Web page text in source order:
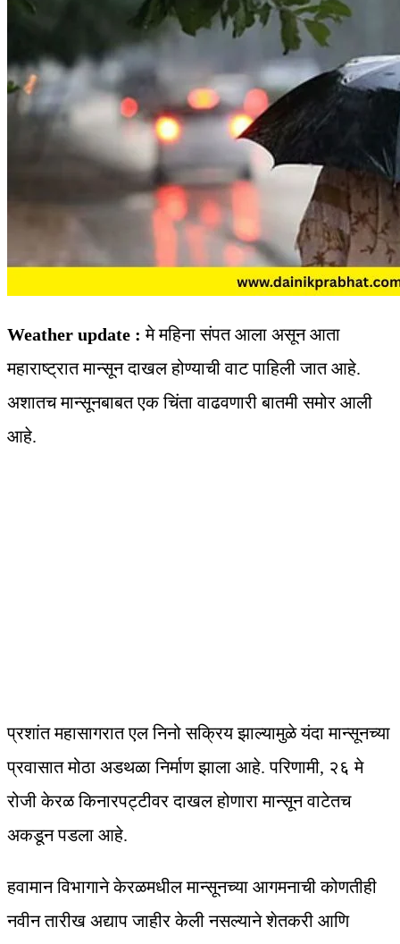
Weather update :मे महिना संपत आला असून आता
महाराष्ट्रात मान्सून दाखल होण्याची वाट पाहिली जात आहे.
अशातच मान्सूनबाबत एक चिंता वाढवणारी बातमी समोर आली
आहे.
प्रशांत महासागरात एल निनो सक्रिय झाल्यामुळे यंदा मान्सूनच्या
प्रवासात मोठा अडथळा निर्माण झाला आहे. परिणामी, २६ मे
रोजी केरळ किनारपट्टीवर दाखल होणारा मान्सून वाटेतच
अकडून पडला आहे.
हवामान विभागाने केरळमधील मान्सूनच्या आगमनाची कोणतीही
नवीन तारीख अद्याप जाहीर केली नसल्याने शेतकरी आणि